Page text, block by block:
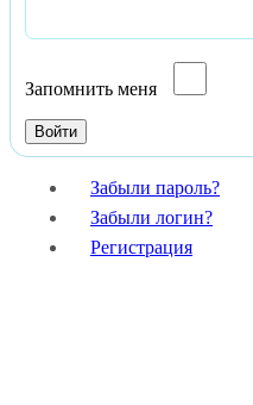
Запомнить меня
Забыли пароль?
Забыли логин?
Регистрация